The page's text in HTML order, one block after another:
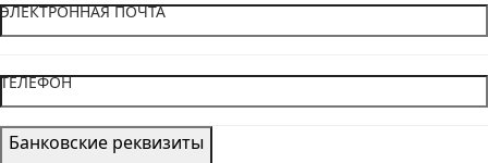
ЭЛЕКТРОННАЯ ПОЧТА
ТЕЛЕФОН
Банковские реквизиты